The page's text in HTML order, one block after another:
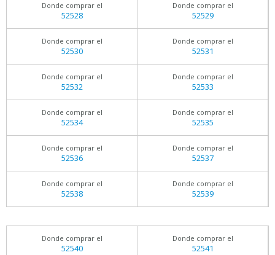
Donde comprar el
52528
Donde comprar el
52529
Donde comprar el
52530
Donde comprar el
52531
Donde comprar el
52532
Donde comprar el
52533
Donde comprar el
52534
Donde comprar el
52535
Donde comprar el
52536
Donde comprar el
52537
Donde comprar el
52538
Donde comprar el
52539
Donde comprar el
52540
Donde comprar el
52541